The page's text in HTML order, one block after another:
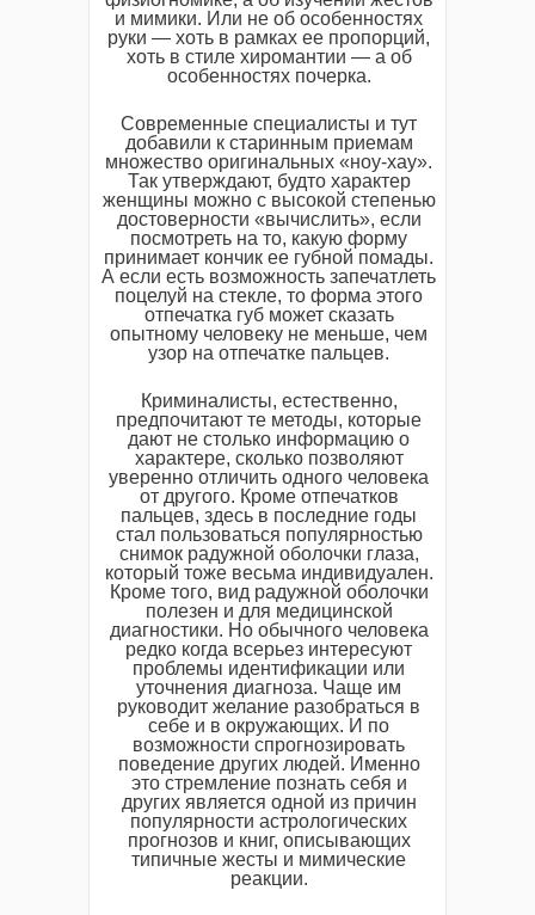
и мимики. Или не об особенностях
руки — хоть в рамках ее пропорций,
хоть в стиле хиромантии — а об
особенностях почерка.
Современные специалисты и тут
добавили к старинным приемам
множество оригинальных «ноу-хау».
Так утверждают, будто характер
женщины можно с высокой степенью
достоверности «вычислить», если
посмотреть на то, какую форму
принимает кончик ее губной помады.
А если есть возможность запечатлеть
поцелуй на стекле, то форма этого
отпечатка губ может сказать
опытному человеку не меньше, чем
узор на отпечатке пальцев.
Криминалисты, естественно,
предпочитают те методы, которые
дают не столько информацию о
характере, сколько позволяют
уверенно отличить одного человека
от другого. Кроме отпечатков
пальцев, здесь в последние годы
стал пользоваться популярностью
снимок радужной оболочки глаза,
который тоже весьма индивидуален.
Кроме того, вид радужной оболочки
полезен и для медицинской
диагностики. Но обычного человека
редко когда всерьез интересуют
проблемы идентификации или
уточнения диагноза. Чаще им
руководит желание разобраться в
себе и в окружающих. И по
возможности спрогнозировать
поведение других людей. Именно
это стремление познать себя и
других является одной из причин
популярности астрологических
прогнозов и книг, описывающих
типичные жесты и мимические
реакции.